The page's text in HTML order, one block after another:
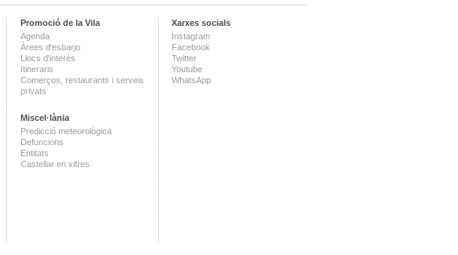
Promoció de la Vila
Agenda
Àrees d'esbarjo
Llocs d'interès
Itineraris
Comerços, restaurants i serveis
privats
Miscel·lània
Predicció meteorològica
Defuncions
Entitats
Castellar en xifres
Xarxes socials
Instagram
Facebook
Twitter
Youtube
WhatsApp